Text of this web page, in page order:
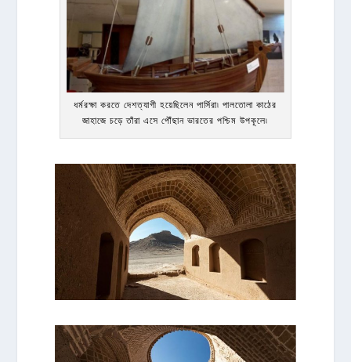
ধর্মরক্ষা করতে দেশত্যাগী হয়েছিলেন পার্সিরা৷ পালতোলা কাঠের
জাহাজে চড়ে তাঁরা এসে পৌঁছান ভারতের পশ্চিম উপকূলে৷